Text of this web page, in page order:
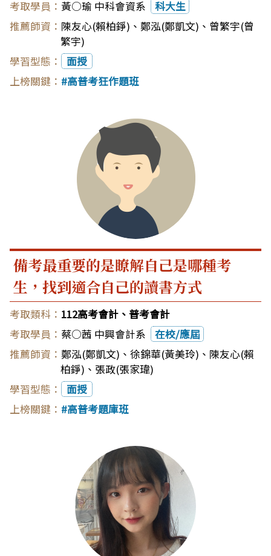
黃○瑜 中科會資系
科大生
陳友心(賴柏錚) 、 鄭泓(鄭凱文) 、 曾繁宇(曾
繁宇)
面授
高普考狂作題班
備考最重要的是瞭解自己是哪種考
生，找到適合自己的讀書方式
112高考會計、普考會計
蔡○茜 中興會計系
在校/應屆
鄭泓(鄭凱文) 、 徐錦華(黃美玲) 、 陳友心(賴
柏錚) 、 張政(張家瑋)
面授
高普考題庫班